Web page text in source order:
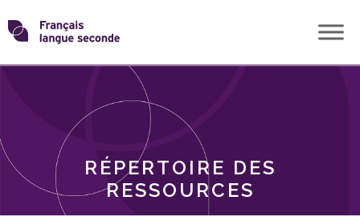
Skip
toTransformons
langue
RÉPERTOIRE DES
RESSOURCES
THÈMES